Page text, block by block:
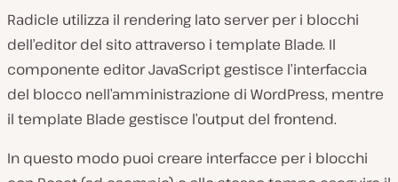
Radicle utilizza il rendering lato server per i blocchi
dell’editor del sito attraverso i template Blade. Il
componente editor JavaScript gestisce l’interfaccia
del blocco nell’amministrazione di WordPress, mentre
il template Blade gestisce l’output del frontend.
In questo modo puoi creare interfacce per i blocchi